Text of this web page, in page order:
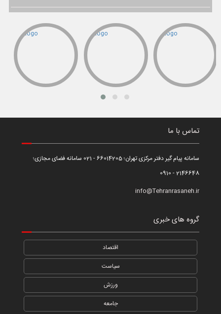
تماس با ما
سامانه پیام گیر دفتر مرکزی تهران؛ 66014205 - 021 سامانه فضای مجازی؛
2146648 - 0910
info@Tehranrasaneh.ir
گروه های خبری
اقتصاد
سیاست
ورزش
جامعه